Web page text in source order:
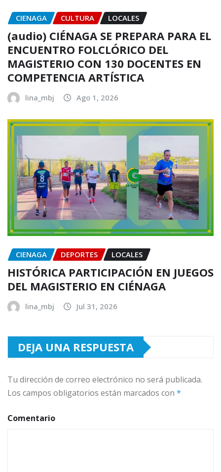
CIENAGA CULTURA LOCALES
(audio) CIÉNAGA SE PREPARA PARA EL
ENCUENTRO FOLCLÓRICO DEL
MAGISTERIO CON 130 DOCENTES EN
COMPETENCIA ARTÍSTICA
lina_mbj Ago 1, 2026
CIENAGA DEPORTES LOCALES
HISTÓRICA PARTICIPACIÓN EN JUEGOS
DEL MAGISTERIO EN CIÉNAGA
lina_mbj Jul 31, 2026
DEJA UNA RESPUESTA
Tu dirección de correo electrónico no será publicada.
Los campos obligatorios están marcados con *
Comentario